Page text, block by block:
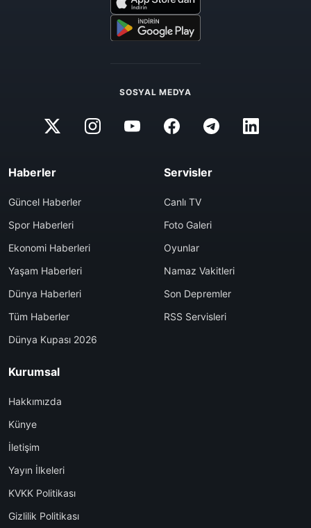
SOSYAL MEDYA
Haberler
Güncel Haberler
Spor Haberleri
Ekonomi Haberleri
Yaşam Haberleri
Dünya Haberleri
Tüm Haberler
Dünya Kupası 2026
Servisler
Canlı TV
Foto Galeri
Oyunlar
Namaz Vakitleri
Son Depremler
RSS Servisleri
Kurumsal
Hakkımızda
Künye
İletişim
Yayın İlkeleri
KVKK Politikası
Gizlilik Politikası